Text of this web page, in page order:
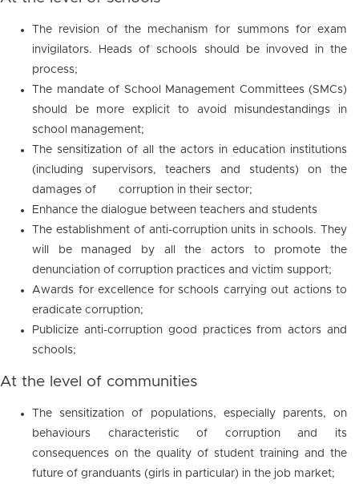
The revision of the mechanism for summons for exam
invigilators. Heads of schools should be invoved in the
process;
The mandate of School Management Committees (SMCs)
should be more explicit to avoid misundestandings in
school management;
The sensitization of all the actors in education institutions
(including supervisors, teachers and students) on the
damages of corruption in their sector;
Enhance the dialogue between teachers and students
The establishment of anti-corruption units in schools. They
will be managed by all the actors to promote the
denunciation of corruption practices and victim support;
Awards for excellence for schools carrying out actions to
eradicate corruption;
Publicize anti-corruption good practices from actors and
schools;
At the level of communities
The sensitization of populations, especially parents, on
behaviours characteristic of corruption and its
consequences on the quality of student training and the
future of granduants (girls in particular) in the job market;